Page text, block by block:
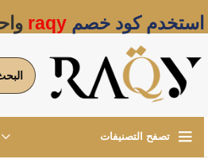
استخدم كود خصم raqy
تصفح التصنيفات